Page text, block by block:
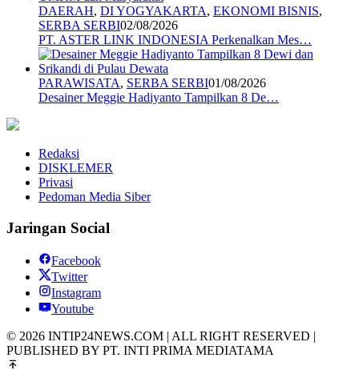
DAERAH, DI YOGYAKARTA, EKONOMI BISNIS,
SERBA SERBI02/08/2026
PT. ASTER LINK INDONESIA Perkenalkan Mes…
PARAWISATA, SERBA SERBI01/08/2026
Desainer Meggie Hadiyanto Tampilkan 8 De…
Redaksi
DISKLEMER
Privasi
Pedoman Media Siber
Jaringan Social
Facebook
Twitter
Instagram
Youtube
© 2026 INTIP24NEWS.COM | ALL RIGHT RESERVED |
PUBLISHED BY PT. INTI PRIMA MEDIATAMA